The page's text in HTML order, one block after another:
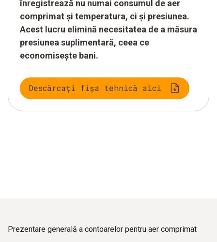
înregistrează nu numai consumul de aer
comprimat și temperatura, ci și presiunea.
Acest lucru elimină necesitatea de a măsura
presiunea suplimentară, ceea ce
economisește bani.
Descărcați fișa tehnică aici
Prezentare generală a contoarelor pentru aer comprimat